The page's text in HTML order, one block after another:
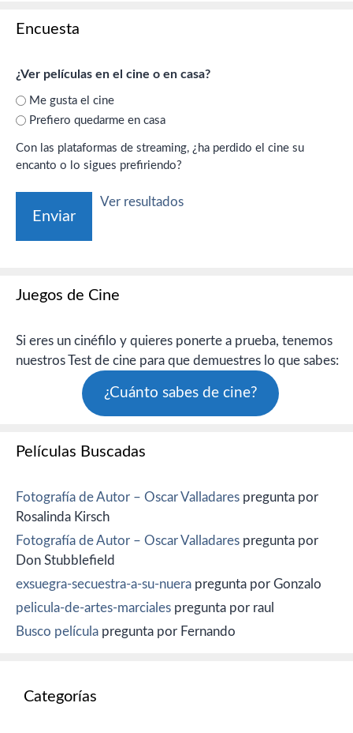
Encuesta
¿Ver películas en el cine o en casa?
Me gusta el cine
Prefiero quedarme en casa
Con las plataformas de streaming, ¿ha perdido el cine su
encanto o lo sigues prefiriendo?
Ver resultados
Juegos de Cine
Si eres un cinéfilo y quieres ponerte a prueba, tenemos
nuestros Test de cine para que demuestres lo que sabes:
¿Cuánto sabes de cine?
Películas Buscadas
Fotografía de Autor – Oscar Valladares pregunta por
Rosalinda Kirsch
Fotografía de Autor – Oscar Valladares pregunta por
Don Stubblefield
exsuegra-secuestra-a-su-nuera pregunta por Gonzalo
pelicula-de-artes-marciales pregunta por raul
Busco película pregunta por Fernando
Categorías